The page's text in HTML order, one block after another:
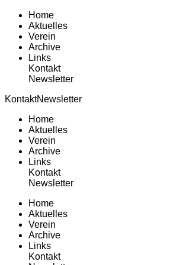
Home
Aktuelles
Verein
Archive
Links
Kontakt
Newsletter
KontaktNewsletter
Home
Aktuelles
Verein
Archive
Links
Kontakt
Newsletter
Home
Aktuelles
Verein
Archive
Links
Kontakt